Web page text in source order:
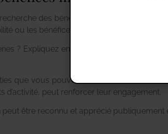
des bénéfices mutuels qu’un
ou les bénéfices fiscaux.
? Expliquez en quoi votre projet peut
que vous pouvez offrir aux mécènes,
d’activité, peut renforcer leur engagement.
être reconnu et apprécié